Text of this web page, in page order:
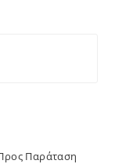
Παράταση